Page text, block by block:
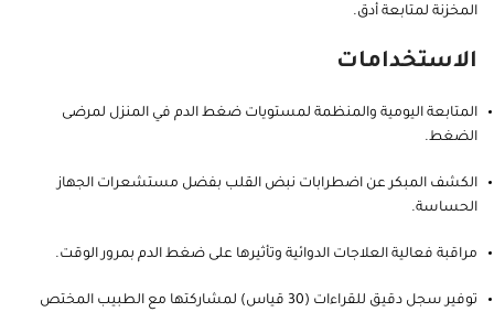
المخزنة لمتابعة أدق.
الاستخدامات
المتابعة اليومية والمنظمة لمستويات ضغط الدم في المنزل لمرضى
الضغط.
الكشف المبكر عن اضطرابات نبض القلب بفضل مستشعرات الجهاز
الحساسة.
مراقبة فعالية العلاجات الدوائية وتأثيرها على ضغط الدم بمرور الوقت.
توفير سجل دقيق للقراءات (30 قياس) لمشاركتها مع الطبيب المختص